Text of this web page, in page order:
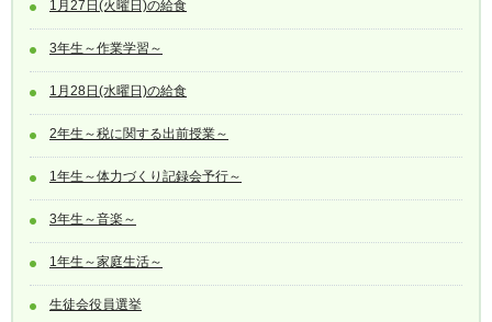
1月27日(火曜日)の給食
3年生～作業学習～
1月28日(水曜日)の給食
2年生～税に関する出前授業～
1年生～体力づくり記録会予行～
3年生～音楽～
1年生～家庭生活～
生徒会役員選挙